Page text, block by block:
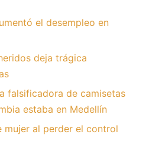
el desempleo en
deja trágica
falsificadora de camisetas
estaba en Medellín
mujer al perder el control